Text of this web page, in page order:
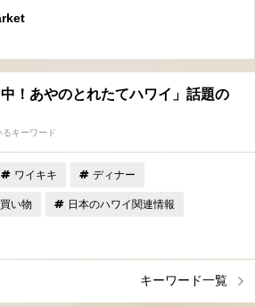
中！あやのとれたてハワイ」話題の
キーワード
ワイキキ ディナー
買い物 日本のハワイ関連情報
キーワード一覧